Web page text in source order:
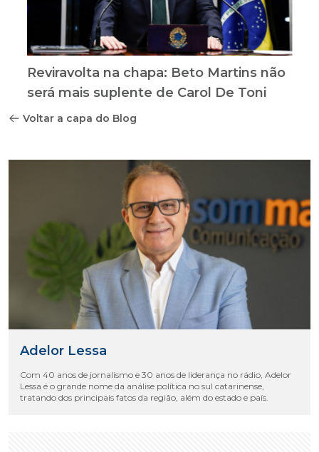
Reviravolta na chapa: Beto Martins não
será mais suplente de Carol De Toni
Voltar a capa do Blog
Adelor Lessa
Com 40 anos de jornalismo e 30 anos de liderança no rádio, Adelor
Lessa é o grande nome da análise política no sul catarinense,
tratando dos principais fatos da região, além do estado e país.